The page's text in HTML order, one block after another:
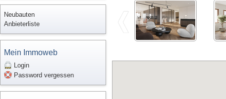
Neubauten
Anbieterliste
Mein Immoweb
Login
Password vergessen